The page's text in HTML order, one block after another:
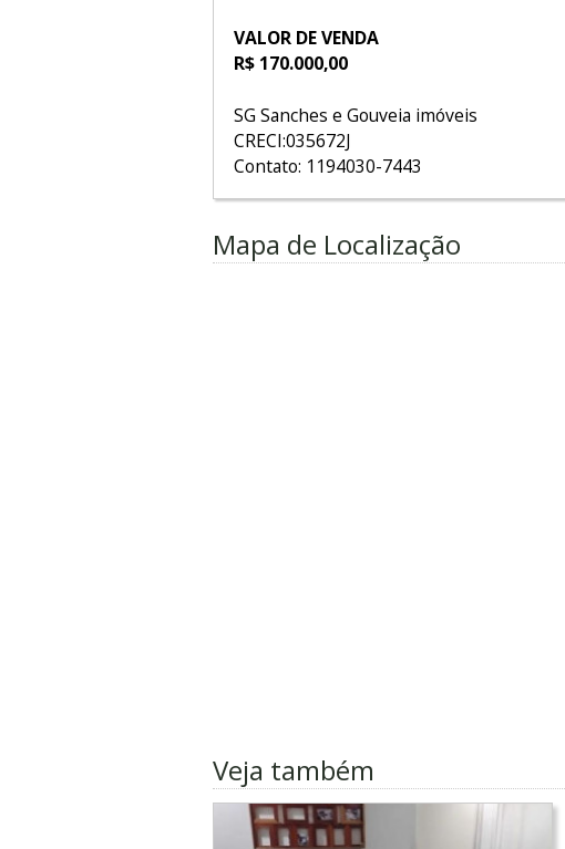
VALOR DE VENDA
R$ 170.000,00
SG Sanches e Gouveia imóveis
CRECI:035672J
Contato: 1194030-7443
Mapa de Localização
Veja também